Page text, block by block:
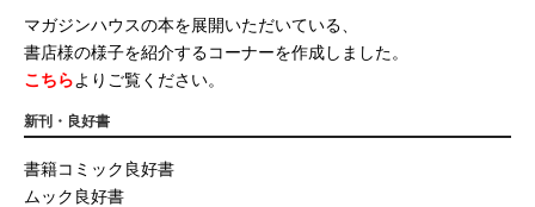
マガジンハウスの本を展開いただいている、
書店様の様子を紹介するコーナーを作成しました。
こちらよりご覧ください。
新刊・良好書
書籍コミック良好書
ムック良好書